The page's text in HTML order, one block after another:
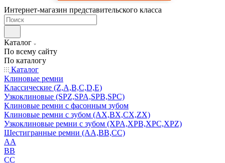
Интернет-магазин представительского класса
Каталог
По всему сайту
По каталогу
Каталог
Клиновые ремни
Классические (Z,A,B,C,D,E)
Узкоклиновые (SPZ,SPA,SPB,SPC)
Клиновые ремни с фасонным зубом
Клиновые ремни с зубом (AX,BX,CX,ZX)
Узкоклиновые ремни с зубом (XPA,XPB,XPC,XPZ)
Шестигранные ремни (AA,BB,CC)
AA
BB
CC